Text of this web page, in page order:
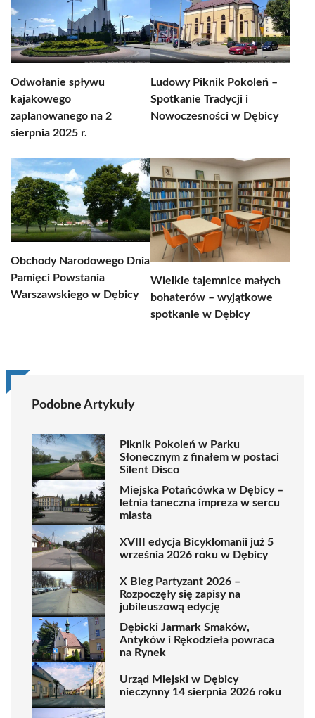
Odwołanie spływu
kajakowego
zaplanowanego na 2
sierpnia 2025 r.
Ludowy Piknik Pokoleń –
Spotkanie Tradycji i
Nowoczesności w Dębicy
Obchody Narodowego Dnia
Pamięci Powstania
Warszawskiego w Dębicy
Wielkie tajemnice małych
bohaterów – wyjątkowe
spotkanie w Dębicy
Podobne Artykuły
Piknik Pokoleń w Parku
Słonecznym z finałem w postaci
Silent Disco
Miejska Potańcówka w Dębicy –
letnia taneczna impreza w sercu
miasta
XVIII edycja Bicyklomanii już 5
września 2026 roku w Dębicy
X Bieg Partyzant 2026 –
Rozpoczęły się zapisy na
jubileuszową edycję
Dębicki Jarmark Smaków,
Antyków i Rękodzieła powraca
na Rynek
Urząd Miejski w Dębicy
nieczynny 14 sierpnia 2026 roku